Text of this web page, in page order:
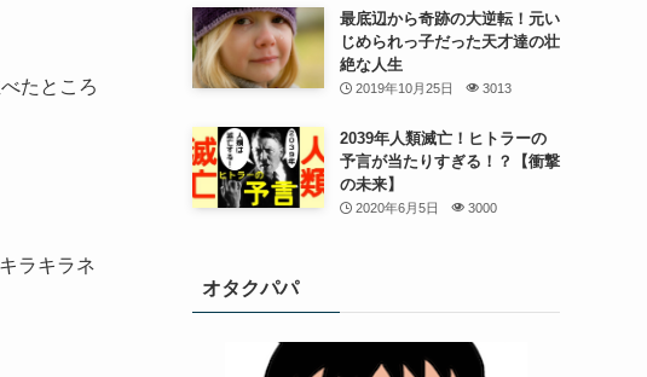
たところ
ラキラネ
最底辺から奇跡の大逆転！元い
じめられっ子だった天才達の壮
絶な人生
2019年10月25日 3013
2039年人類滅亡！ヒトラーの
予言が当たりすぎる！？【衝撃
の未来】
2020年6月5日 3000
オタクパパ